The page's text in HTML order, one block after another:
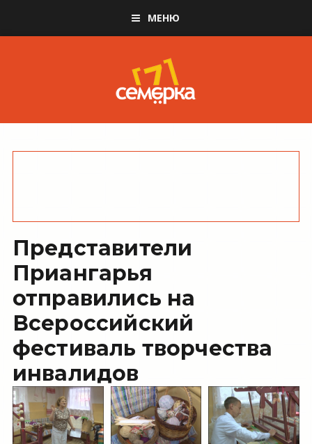
МЕНЮ
Представители
Приангарья
отправились на
Всероссийский
фестиваль творчества
инвалидов